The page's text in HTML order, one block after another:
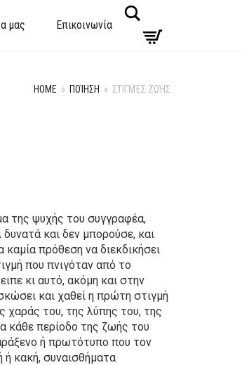
μας Επικοινωνία
HOME » ΠΟΊΗΣΗ » ΣΤΙΓΜΈΣ ΖΩΉΣ
της ψυχής του συγγραφέα,
και δεν μπορούσε, και
πρόθεση να διεκδικήσει
που πνιγόταν από το
κι αυτό, ακόμη και στην
και χαθεί η πρώτη στιγμή
χαράς του, της λύπης του, της
κάθε περίοδο της ζωής του
ή πρωτότυπο που τον
κακή, συναισθήματα